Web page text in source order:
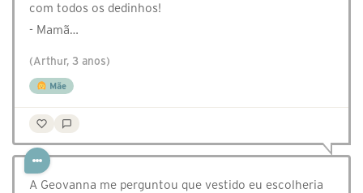
com todos os dedinhos!
- Mamã…
(Arthur, 3 anos)
Mãe
A Geovanna me perguntou que vestido eu escolheria